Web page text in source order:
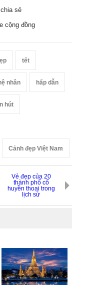
sẻ
cộng đồng
tết
nhân hấp dẫn
hút
Cảnh đẹp Việt Nam
Vẻ đẹp của 20
thành phố cổ
huyền thoại trong
lịch sử